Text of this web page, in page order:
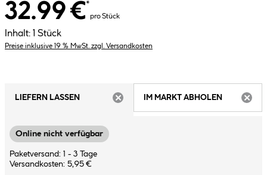
32.99 €*
pro Stück
Inhalt: 1 Stück
Preise inklusive 19 % MwSt. zzgl. Versandkosten
LIEFERN LASSEN
IM MARKT ABHOLEN
Online nicht verfügbar
Paketversand: 1 - 3 Tage
Versandkosten: 5,95 €